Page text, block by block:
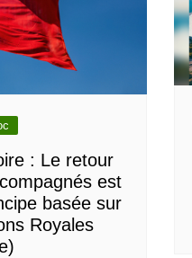
: Le retour
est
basée sur
Royales